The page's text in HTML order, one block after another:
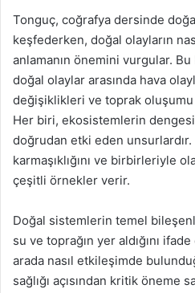
Tonguç, coğrafya dersinde
keşfederken, doğal olayların
anlamanın önemini vurgular.
doğal olaylar arasında hava
değişiklikleri ve toprak
Her biri, ekosistemlerin
doğrudan etki eden
karmaşıklığını ve birbirleriyle
çeşitli örnekler verir.
Doğal sistemlerin temel
su ve toprağın yer aldığını
arada nasıl etkileşimde
sağlığı açısından kritik öneme